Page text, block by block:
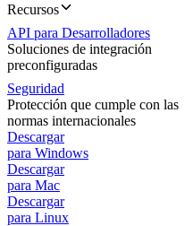
Recursos
API para Desarrolladores
Soluciones de integración
preconfiguradas
Seguridad
Protección que cumple con las
normas internacionales
Descargar
para Windows
Descargar
para Mac
Descargar
para Linux